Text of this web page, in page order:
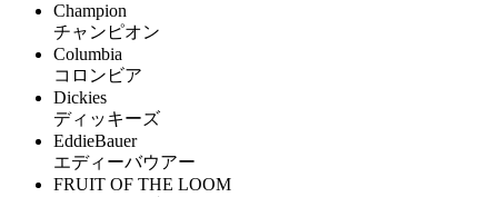
Champion
チャンピオン
Columbia
コロンビア
Dickies
ディッキーズ
EddieBauer
エディーバウアー
FRUIT OF THE LOOM